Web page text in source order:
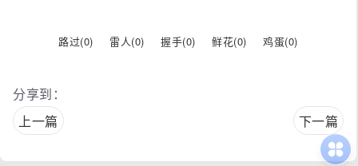
路过(0) 雷人(0) 握手(0) 鲜花(0) 鸡蛋(0)
分享到：
上一篇
下一篇